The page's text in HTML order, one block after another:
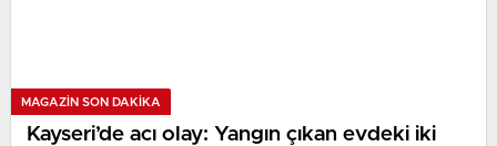
MAGAZIN SON DAKİKA
Kayseri’de acı olay: Yangın çıkan evdeki iki